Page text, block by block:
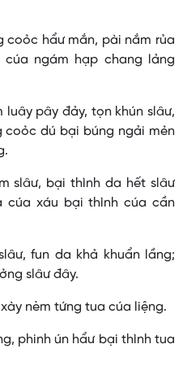
coỏc hẩư mắn, pài nắm rủa
ngám hạp chang lảng
luây pây đảy, tọn khún slâư,
coỏc dú bại búng ngải mẻn
slâư, bại thình da hết slâư
cúa xáu bại thình cúa cần
fun da khả khuẩn lầng;
slâư đây.
nèm tứng tua cúa liệng.
phinh ún hẩư bại thình tua